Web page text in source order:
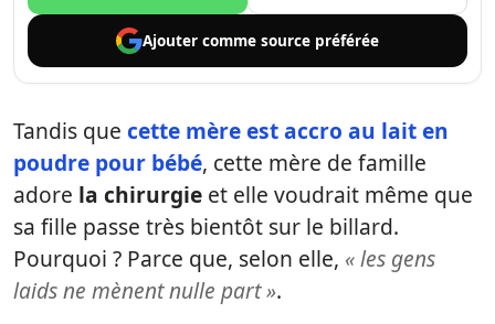
Ajouter comme source préférée
Tandis que cette mère est accro au lait en
poudre pour bébé, cette mère de famille
adore la chirurgie et elle voudrait même que
sa fille passe très bientôt sur le billard.
Pourquoi ? Parce que, selon elle, « les gens
laids ne mènent nulle part ».